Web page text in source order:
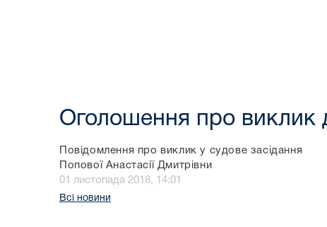
Оголошення про виклик
Повідомлення про виклик у судове засідання
Попової Анастасії Дмитрівни
01 листопада 2018, 14:01
Всі новини